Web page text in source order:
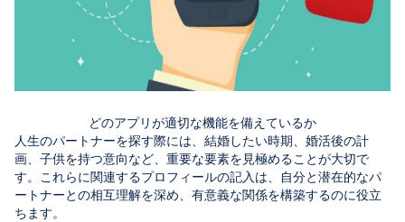
どのアプリが適切な機能を備えているか
人生のパートナーを探す際には、結婚したい時期、婚活後の計
画、子供を持つ意向など、重要な要素を見極めることが大切で
す。これらに関連するプロフィールの記入は、自分と潜在的なパ
ートナーとの相互理解を深め、有意義な関係を構築するのに役立
ちます。